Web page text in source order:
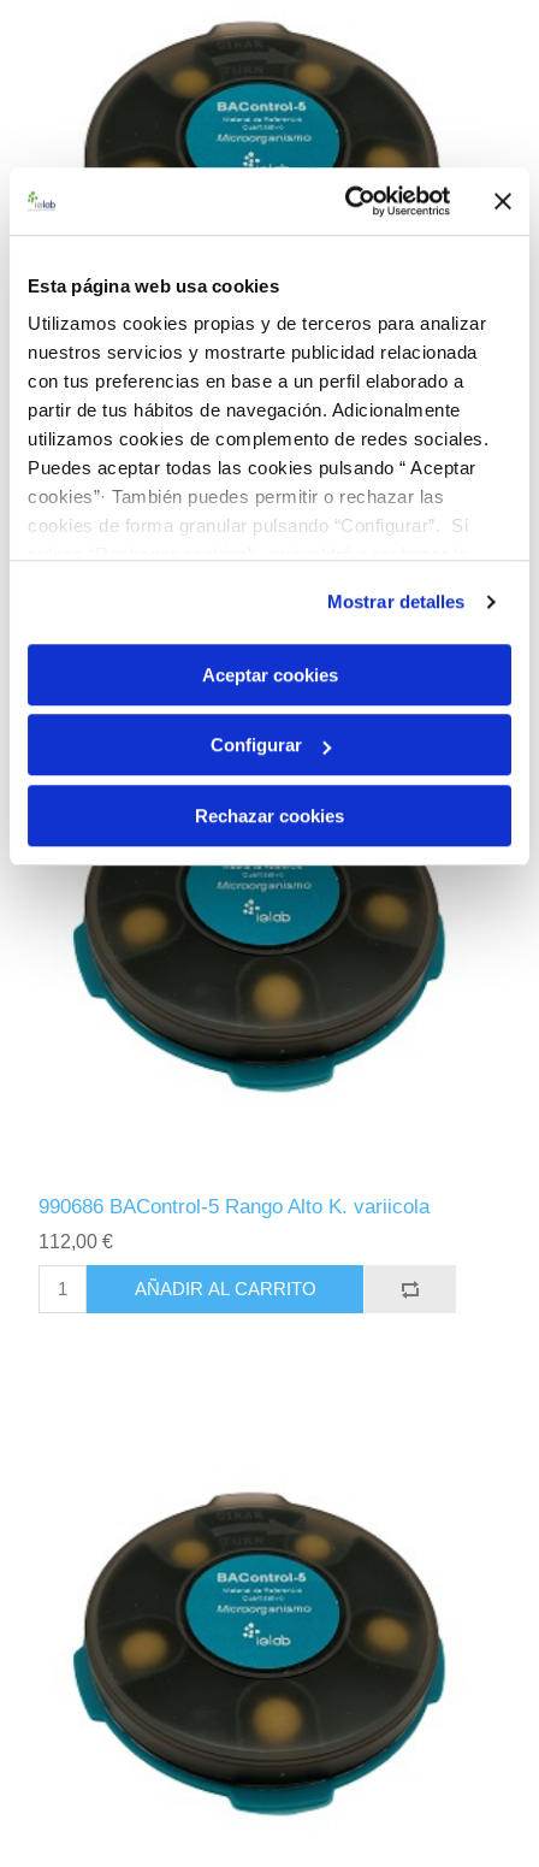
Esta página web usa cookies
Utilizamos cookies propias y de terceros para analizar
nuestros servicios y mostrarte publicidad relacionada
con tus preferencias en base a un perfil elaborado a
partir de tus hábitos de navegación. Adicionalmente
utilizamos cookies de complemento de redes sociales.
Puedes aceptar todas las cookies pulsando “ Aceptar
cookies”· También puedes permitir o rechazar las
cookies de forma granular pulsando “Configurar”. Si
son indispensables para que el sitio web funcione y que
por tanto no se pueden desactivar. Puedes consultar
más información en nuestraPolítica de Cookies
Mostrar detalles
Aceptar cookies
Configurar
Rechazar cookies
990304 BACredi BC-5 Rango Alto E. faecalis
CECT 481
112,00 €
AÑADIR AL CARRITO
990686 BAControl-5 Rango Alto K. variicola
112,00 €
AÑADIR AL CARRITO